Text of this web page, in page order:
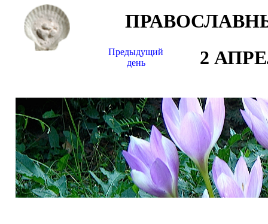
Предыдущий
день
2